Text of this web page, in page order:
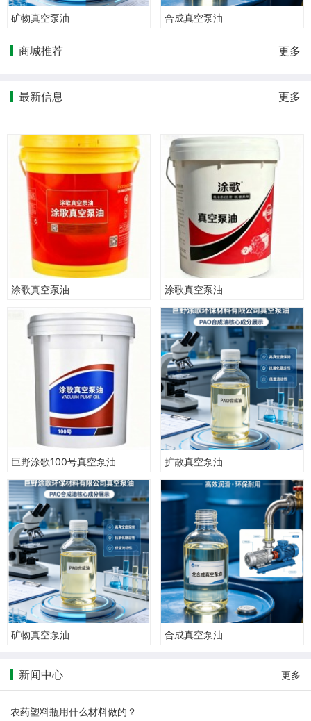
矿物真空泵油 合成真空泵油
商城推荐 更多
最新信息 更多
涂歌真空泵油 涂歌真空泵油
巨野涂歌100号真空泵油 扩散真空泵油
矿物真空泵油 合成真空泵油
新闻中心 更多
农药塑料瓶用什么材料做的？